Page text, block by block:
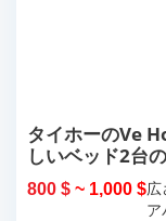
タイホーのVe
しいベッド2台
800 $ ~ 1,000 $広
ア